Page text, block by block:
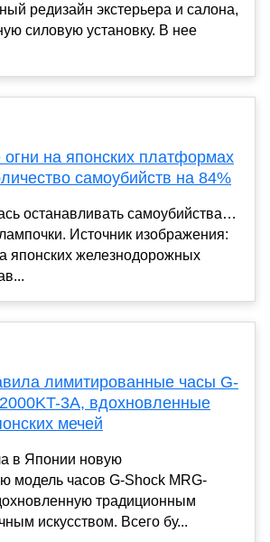
редизайн экстерьера и салона,
силовую установку. В нее
на японских платформах
самоубийств на 84%
останавливать самоубийства…
Источник изображения:
японских железнодорожных
лимитированные часы G-
3A, вдохновленные
мечей
в Японии новую
модель часов G-Shock MRG-
традиционным
искусством. Всего бу...